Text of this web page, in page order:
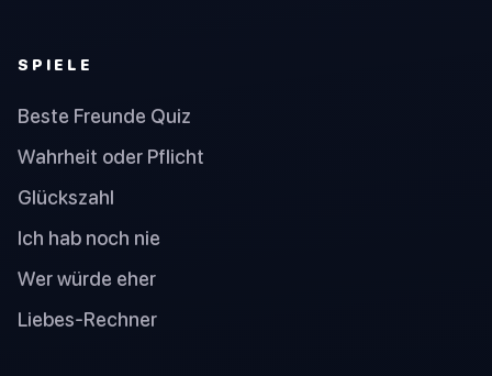
SPIELE
Beste Freunde Quiz
Wahrheit oder Pflicht
Glückszahl
Ich hab noch nie
Wer würde eher
Liebes-Rechner